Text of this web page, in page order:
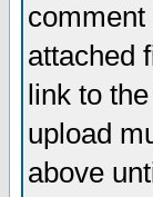
comment
attached
link to
upload
above